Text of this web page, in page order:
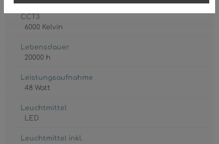
CCT3
6000 Kelvin
Lebensdauer
20000 h
Leistungsaufnahme
48 Watt
Leuchtmittel
LED
Leuchtmittel inkl.